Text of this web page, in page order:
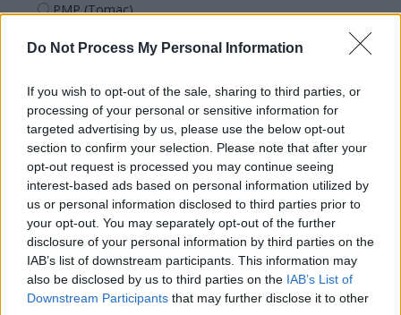
Do Not Process My Personal Information
If you wish to opt-out of the sale, sharing to third parties, or
processing of your personal or sensitive information for
targeted advertising by us, please use the below opt-out
section to confirm your selection. Please note that after your
opt-out request is processed you may continue seeing
interest-based ads based on personal information utilized by
us or personal information disclosed to third parties prior to
your opt-out. You may separately opt-out of the further
disclosure of your personal information by third parties on the
IAB’s list of downstream participants. This information may
also be disclosed by us to third parties on the IAB’s List of
Downstream Participants that may further disclose it to other
PMP (Tomac)
REPER
SENS
SOS (Șoșoacă)
POT (Gavrilă)
PACE (Peia)
Acțiunea Conservatoare (Târziu)
PDF (Lazarus)
PUSL (D. Voiculescu)
PNȚCD (Pavelescu)